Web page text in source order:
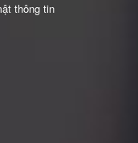
thông tin